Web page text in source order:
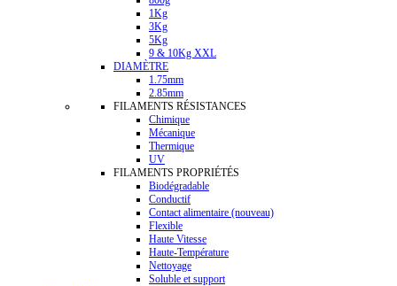
1Kg
3Kg
5Kg
9 & 10Kg XXL
DIAMÈTRE
1.75mm
2.85mm
FILAMENTS RÉSISTANCES
Chimique
Mécanique
Thermique
UV
FILAMENTS PROPRIÉTÉS
Biodégradable
Conductif
Contact alimentaire (nouveau)
Flexible
Haute Vitesse
Haute-Température
Nettoyage
Soluble et support